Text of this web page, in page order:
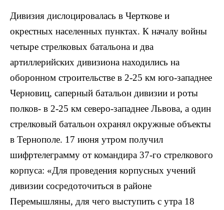
Дивизия дислоцировалась в Черткове и
окрестных населенных пунктах. К началу войны
четыре стрелковых батальона и два
артиллерийских дивизиона находились на
оборонном строительстве в 2-25 км юго-западнее
Черновиц, саперный батальон дивизии и роты
полков- в 2-25 км северо-западнее Львова, а один
стрелковый батальон охранял окружные объекты
в Тернополе. 17 июня утром получил
шифртелеграмму от командира 37-го стрелкового
корпуса: «Для проведения корпусных учений
дивизии сосредоточиться в районе
Перемышляны, для чего выступить с утра 18